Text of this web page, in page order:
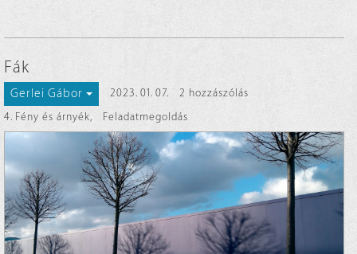
Fák
Gerlei Gábor 2023. 01. 07.
2 hozzászólás
4. Fény és árnyék, Feladatmegoldás